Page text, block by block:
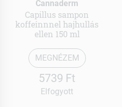
Cannaderm
Capillus sampon
koffeinnnel hajhullás
ellen 150 ml
MEGNÉZEM
5739 Ft
Elfogyott